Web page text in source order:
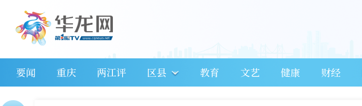
要闻 重庆 两江评 区县 教育 文艺 健康 财经